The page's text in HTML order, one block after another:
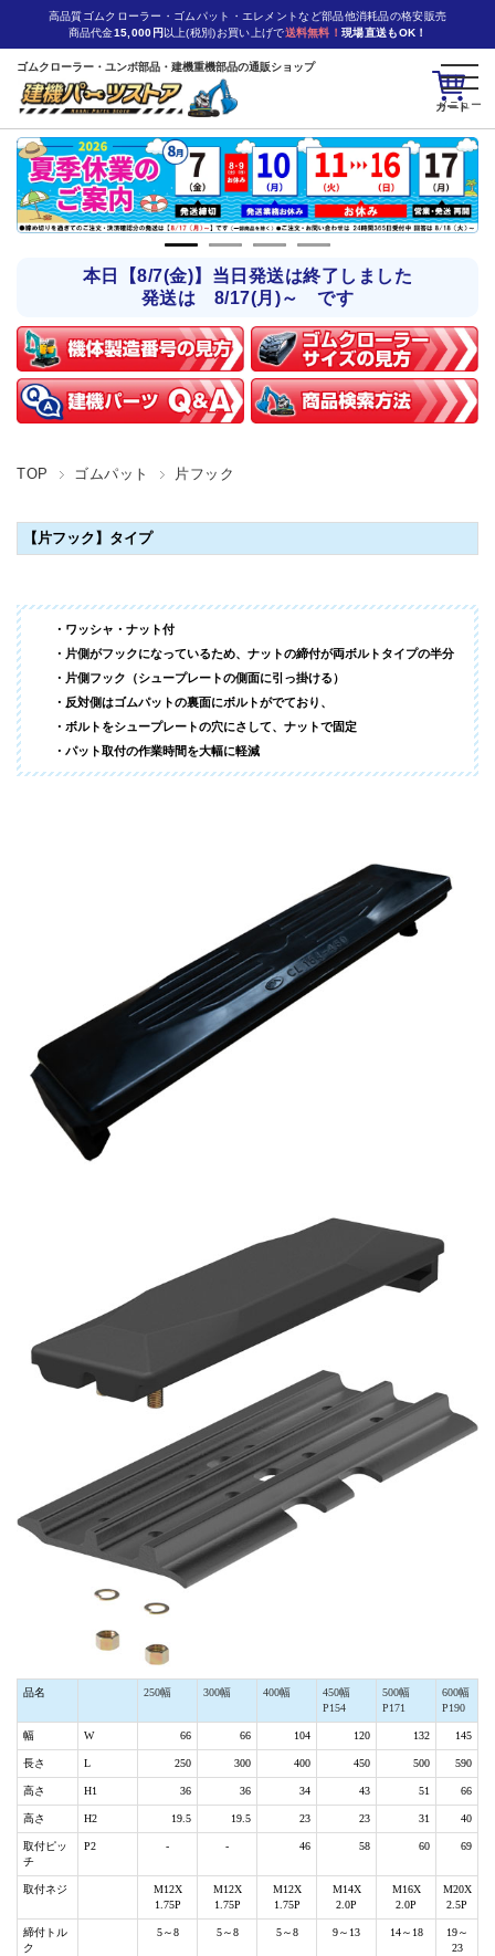
カート
高品質ゴムクローラー・ゴムパット・エレメントなど部品他消耗品の格安販売
商品代金15,000円 以上(税別)お買い上げで送料無料！ 現場直送もOK！
ゴムクローラー・ユンボ部品・建機重機部品の通販ショップ
本日【8/7(金)】当日発送は終了しました
発送は 8/17(月)～ です
TOP ゴムパット 片フック
【片フック】タイプ
・ワッシャ・ナット付
・片側がフックになっているため、ナットの締付が両ボルトタイプの半分
・片側フック（シュープレートの側面に引っ掛ける）
・反対側はゴムパットの裏面にボルトがでており、
・ボルトをシュープレートの穴にさして、ナットで固定
・パット取付の作業時間を大幅に軽減
品名 250幅 300幅 400幅
450幅
P154
500幅
P171
600幅
P190
幅 W 66 66 104 120 132 145
長さ L 250 300 400 450 500 590
高さ H1 36 36 34 43 51 66
高さ H2 19.5 19.5 23 23 31 40
取付ピッ
チ
P2 - - 46 58 60 69
取付ネジ
M12X
1.75P
M12X
1.75P
M12X
1.75P
M14X
2.0P
M16X
2.0P
M20X
2.5P
締付トル
ク
5～8 5～8 5～8 9～13 14～18
19～
23